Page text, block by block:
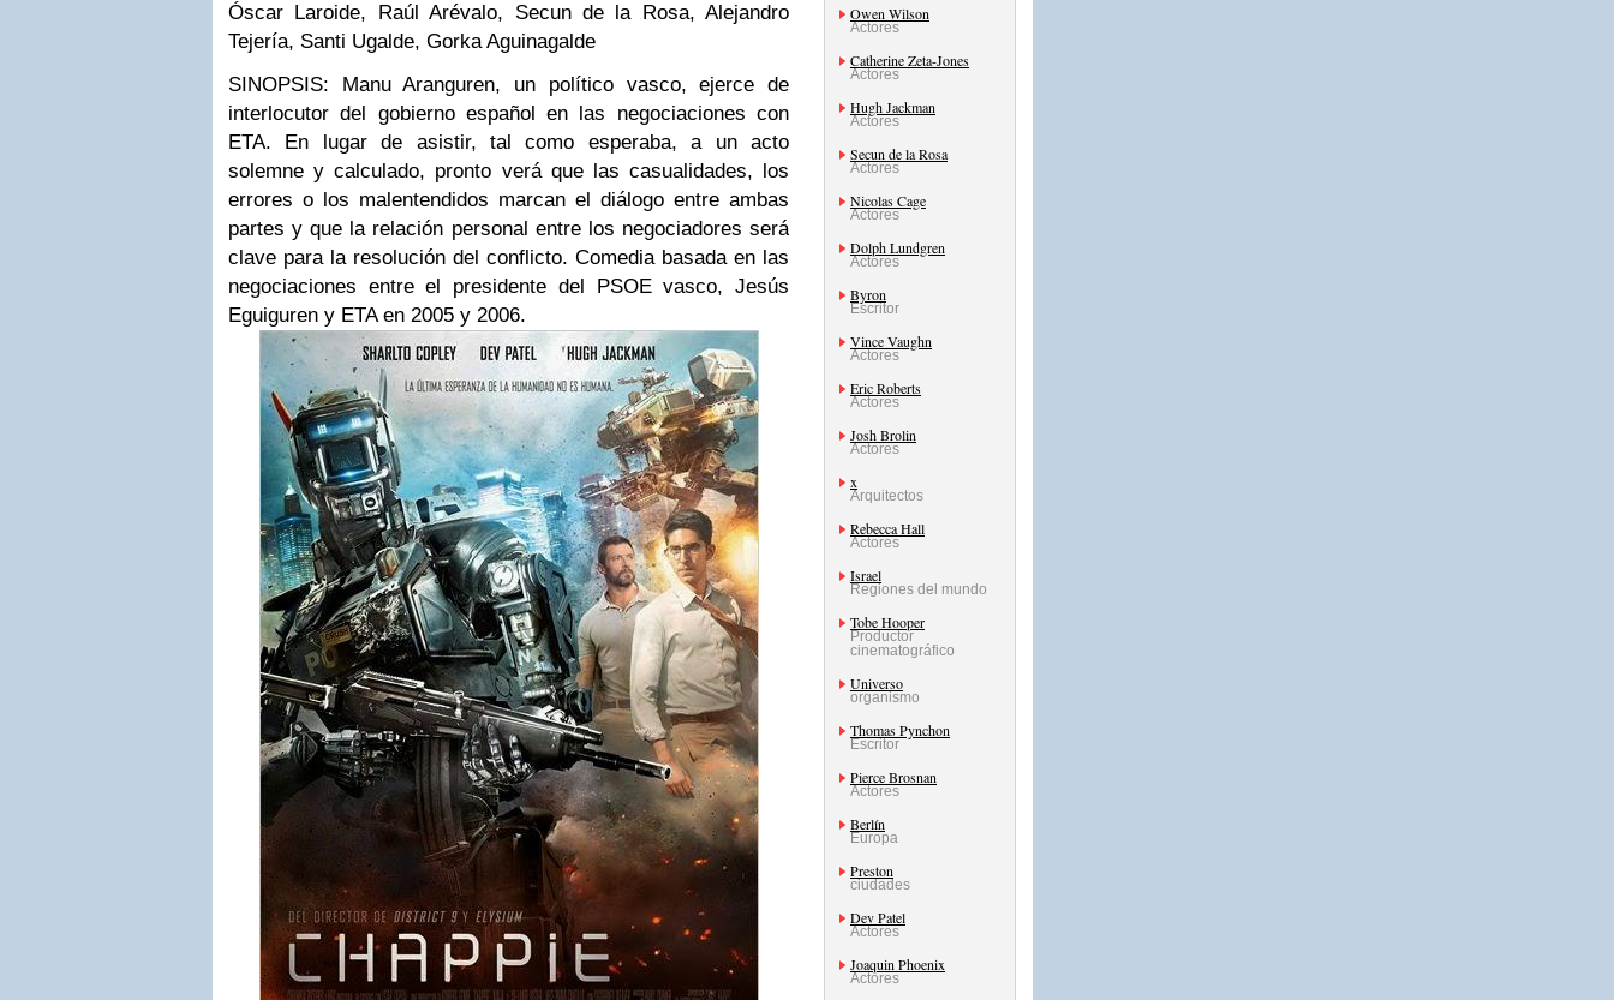
Óscar Laroide, Raúl Arévalo, Secun de la Rosa, Alejandro
Tejería, Santi Ugalde, Gorka Aguinagalde
SINOPSIS: Manu Aranguren, un político vasco, ejerce de
interlocutor del gobierno español en las negociaciones con
ETA. En lugar de asistir, tal como esperaba, a un acto
solemne y calculado, pronto verá que las casualidades, los
errores o los malentendidos marcan el diálogo entre ambas
partes y que la relación personal entre los negociadores será
clave para la resolución del conflicto. Comedia basada en las
negociaciones entre el presidente del PSOE vasco, Jesús
Eguiguren y ETA en 2005 y 2006.
Owen Wilson
Actores
Catherine Zeta-Jones
Actores
Hugh Jackman
Actores
Secun de la Rosa
Actores
Nicolas Cage
Actores
Dolph Lundgren
Actores
Byron
Escritor
Vince Vaughn
Actores
Eric Roberts
Actores
Josh Brolin
Actores
x
Arquitectos
Rebecca Hall
Actores
Israel
Regiones del mundo
Tobe Hooper
Productor
cinematográfico
Universo
organismo
Thomas Pynchon
Escritor
Pierce Brosnan
Actores
Berlín
Europa
Preston
ciudades
Dev Patel
Actores
Joaquin Phoenix
Actores